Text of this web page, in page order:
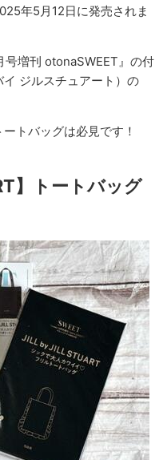
年5月12日に発売されま
増刊 otonaSWEET』の付
ジルスチュアート）の
トバッグは必見です！
】トートバッグ